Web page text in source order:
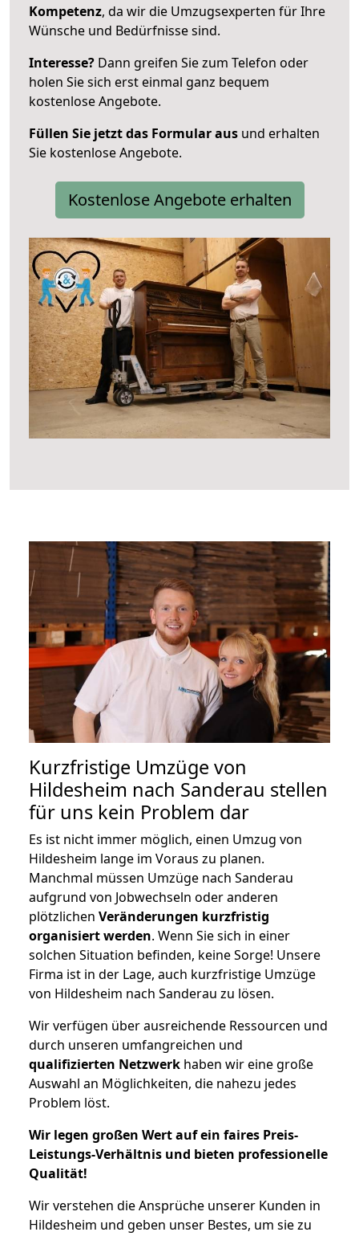
Kompetenz, da wir die Umzugsexperten für Ihre
Wünsche und Bedürfnisse sind.
Interesse? Dann greifen Sie zum Telefon oder
holen Sie sich erst einmal ganz bequem
kostenlose Angebote.
Füllen Sie jetzt das Formular aus und erhalten
Sie kostenlose Angebote.
Kostenlose Angebote erhalten
Kurzfristige Umzüge von
Hildesheim nach Sanderau stellen
für uns kein Problem dar
Es ist nicht immer möglich, einen Umzug von
Hildesheim lange im Voraus zu planen.
Manchmal müssen Umzüge nach Sanderau
aufgrund von Jobwechseln oder anderen
plötzlichen Veränderungen kurzfristig
organisiert werden. Wenn Sie sich in einer
solchen Situation befinden, keine Sorge! Unsere
Firma ist in der Lage, auch kurzfristige Umzüge
von Hildesheim nach Sanderau zu lösen.
Wir verfügen über ausreichende Ressourcen und
durch unseren umfangreichen und
qualifizierten Netzwerk haben wir eine große
Auswahl an Möglichkeiten, die nahezu jedes
Problem löst.
Wir legen großen Wert auf ein faires Preis-
Leistungs-Verhältnis und bieten professionelle
Qualität!
Wir verstehen die Ansprüche unserer Kunden in
Hildesheim und geben unser Bestes, um sie zu